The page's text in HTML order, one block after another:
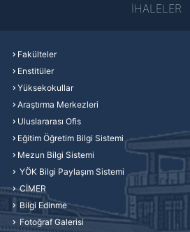
İHALELER
Fakülteler
Enstitüler
Yüksekokullar
Araştırma Merkezleri
Uluslararası Ofis
Eğitim Öğretim Bilgi Sistemi
Mezun Bilgi Sistemi
YÖK Bilgi Paylaşım Sistemi
CİMER
Bilgi Edinme
Fotoğraf Galerisi